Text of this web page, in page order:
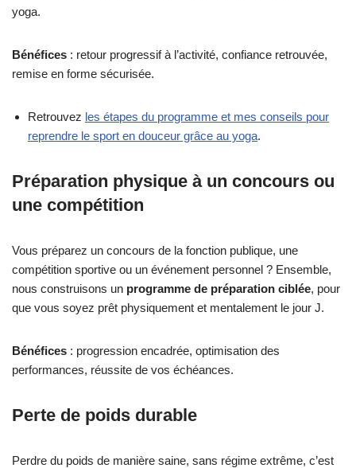
yoga.
Bénéfices : retour progressif à l’activité, confiance retrouvée,
remise en forme sécurisée.
Retrouvez les étapes du programme et mes conseils pour
reprendre le sport en douceur grâce au yoga.
Préparation physique à un concours ou
une compétition
Vous préparez un concours de la fonction publique, une
compétition sportive ou un événement personnel ? Ensemble,
nous construisons un programme de préparation ciblée, pour
que vous soyez prêt physiquement et mentalement le jour J.
Bénéfices : progression encadrée, optimisation des
performances, réussite de vos échéances.
Perte de poids durable
Perdre du poids de manière saine, sans régime extrême, c’est